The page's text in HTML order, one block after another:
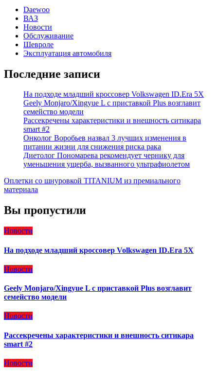
Daewoo
ВАЗ
Новости
Обслуживание
Шевроле
Эксплуатация автомобиля
Последние записи
На подходе младший кроссовер Volkswagen ID.Era 5X
Geely Monjaro/Xingyue L с приставкой Plus возглавит
семейство модели
Рассекречены характеристики и внешность ситикара
smart #2
Онколог Воробьев назвал 3 лучших изменения в
питании жизни для снижения риска рака
Диетолог Пономарева рекомендует чернику для
уменьшения ущерба, вызванного ультрафиолетом
Оплетки со шнуровкой TITANIUM из премиального
материала
Вы пропустили
Новости
На подходе младший кроссовер Volkswagen ID.Era 5X
Новости
Geely Monjaro/Xingyue L с приставкой Plus возглавит
семейство модели
Новости
Рассекречены характеристики и внешность ситикара
smart #2
Новости